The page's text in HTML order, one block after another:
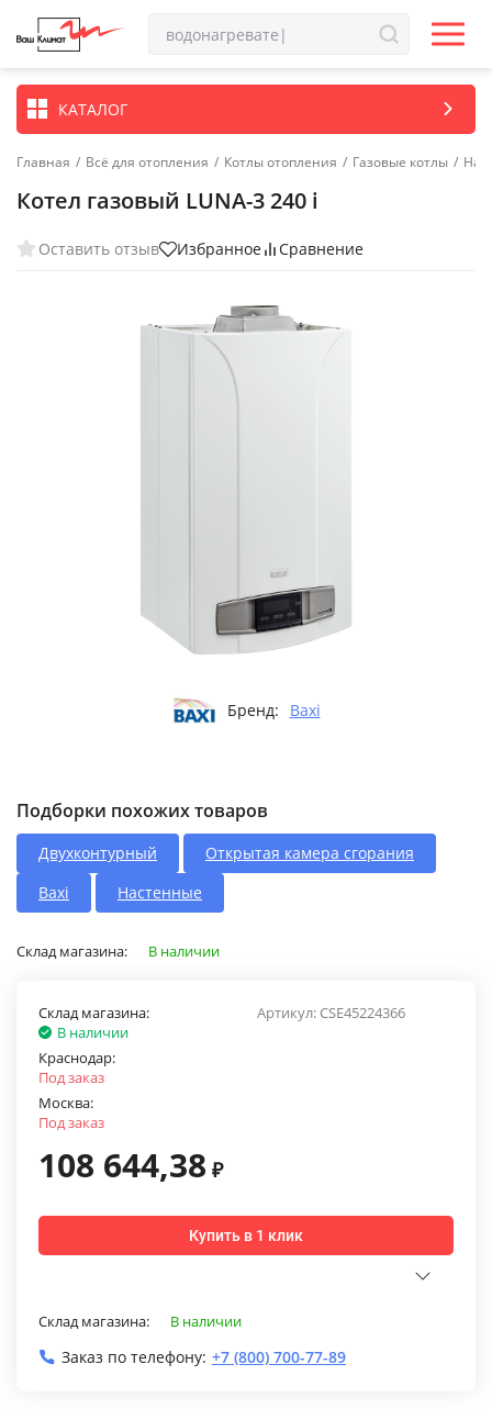
КАТАЛОГ
Главная / Всё для отопления / Котлы отопления / Газовые котлы /
Котел газовый LUNA-3 240 i
Оставить отзыв Избранное Сравнение
Бренд: Baxi
Подборки похожих товаров
Двухконтурный
Открытая камера сгорания
Baxi
Настенные
Склад магазина: В наличии
Артикул: CSE45224366
Склад магазина:
В наличии
Краснодар:
Под заказ
Москва:
Под заказ
108 644,38 ₽
Купить в 1 клик
Склад магазина: В наличии
Заказ по телефону: +7 (800) 700-77-89